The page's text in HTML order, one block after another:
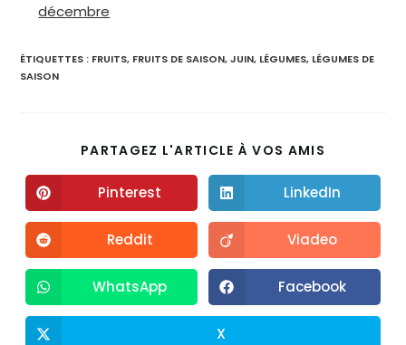
décembre
ÉTIQUETTES : FRUITS, FRUITS DE SAISON, JUIN, LÉGUMES, LÉGUMES DE
SAISON
PARTAGEZ L'ARTICLE À VOS AMIS
Pinterest LinkedIn
Reddit Viadeo
WhatsApp Facebook
X